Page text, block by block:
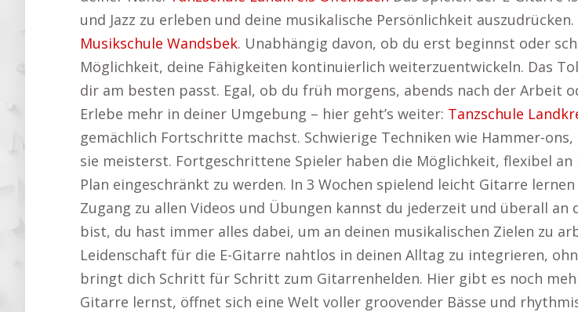
und Jazz zu erleben und deine musikalische Persönlichkeit
Musikschule Wandsbek. Unabhängig davon, ob du erst beginnst oder
Möglichkeit, deine Fähigkeiten kontinuierlich weiterzuentwickeln. Das
dir am besten passt. Egal, ob du früh morgens, abends nach der Arbeit
Erlebe mehr in deiner Umgebung – hier geht’s weiter: Tanzschule
gemächlich Fortschritte machst. Schwierige Techniken wie Hammer-
sie meisterst. Fortgeschrittene Spieler haben die Möglichkeit, flexibel
Plan eingeschränkt zu werden. In 3 Wochen spielend leicht Gitarre
Zugang zu allen Videos und Übungen kannst du jederzeit und überall
bist, du hast immer alles dabei, um an deinen musikalischen Zielen zu
Leidenschaft für die E-Gitarre nahtlos in deinen Alltag zu integrieren,
bringt dich Schritt für Schritt zum Gitarrenhelden. Hier gibt es noch
Gitarre lernst, öffnet sich eine Welt voller groovender Bässe und